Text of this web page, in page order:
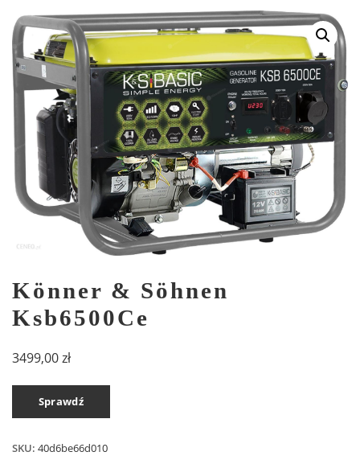
Könner & Söhnen
Ksb6500Ce
3499,00zł
Sprawdź
SKU: 40d6be66d010